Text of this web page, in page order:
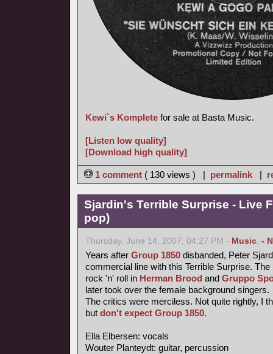
Kewi`s Komplete for sale at Basta Music.
[Listen low quality]
[Download high quality]
1 comment ( 130 views ) | permalink |
Sjardin's Terrible Surprise - Live
pop)
Thursday, June 14, 2007, 04:27 PM - Music, -
Years after Group 1850 disbanded, Peter
commercial line with this Terrible Surprise.
rock 'n' roll in Herman Brood and Gruppo
later took over the female background singers.
The critics were merciless. Not quite rightly, I
but don't expect Group 1850.
Ella Elbersen: vocals
Wouter Planteydt: guitar, percussion